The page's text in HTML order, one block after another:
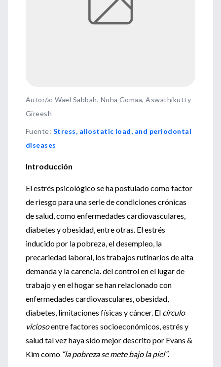
Autor/a: Wael Sabbah, Noha Gomaa, Aswathikutty
Gireesh
Fuente: Stress, allostatic load, and periodontal
diseases
Introducción
El estrés psicológico se ha postulado como factor
de riesgo para una serie de condiciones crónicas
de salud, como enfermedades cardiovasculares,
diabetes y obesidad, entre otras. El estrés
inducido por la pobreza, el desempleo, la
precariedad laboral, los trabajos rutinarios de alta
demanda y la carencia. del control en el lugar de
trabajo y en el hogar se han relacionado con
enfermedades cardiovasculares, obesidad,
diabetes, limitaciones físicas y cáncer. El círculo
viciosoentre factores socioeconómicos, estrés y
salud tal vez haya sido mejor descrito por Evans &
Kim como “la pobreza se mete bajo la piel”.